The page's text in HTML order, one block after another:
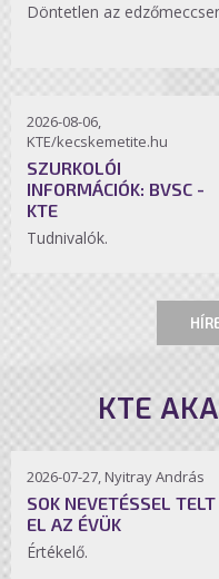
Döntetlen az
2026-08-06,
KTE/kecskemetite.hu
SZURKOLÓI
INFORMÁCIÓK: BVSC -
KTE
Tudnivalók.
KTE
2026-07-27, Nyitray András
SOK NEVETÉSSEL TELT
EL AZ ÉVÜK
Értékelő.